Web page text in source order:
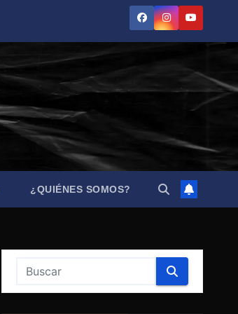
¿QUIÉNES SOMOS?